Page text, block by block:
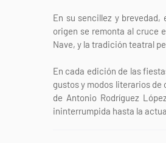
En su sencillez y
origen se remonta al cruce
Nave, y la tradición teatral
En cada edición de las
gustos y modos literarios de
de Antonio Rodríguez
ininterrumpida hasta la